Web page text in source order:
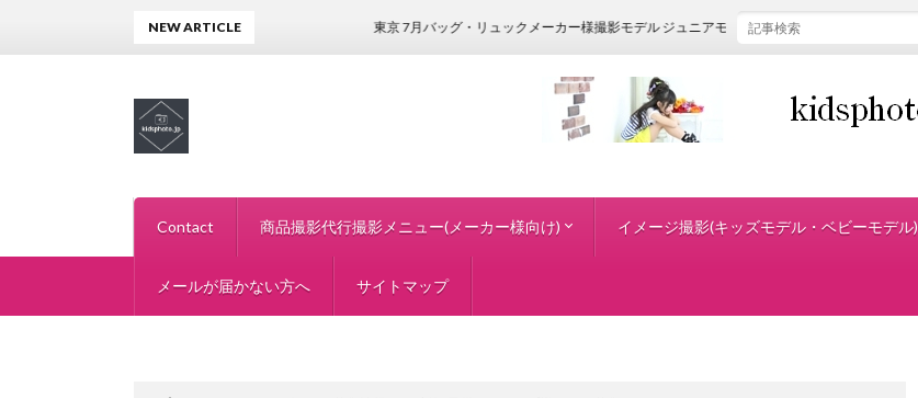
Contact 商品撮影代行撮影メニュー(メーカー様向け)
出張撮影モデル撮影
ベビー服モデル撮影 赤ちゃん 商品撮影代行
子供服商品撮影希望の子供服ショップ・子供服メーカーさん
イメージ撮影(キッズモデル・ベビーモデル)
メールが届かない方へ サイトマップ
NEW ARTICLE 東京 7月バッグ・リュックメーカー様撮影モデル ジュニアモデル